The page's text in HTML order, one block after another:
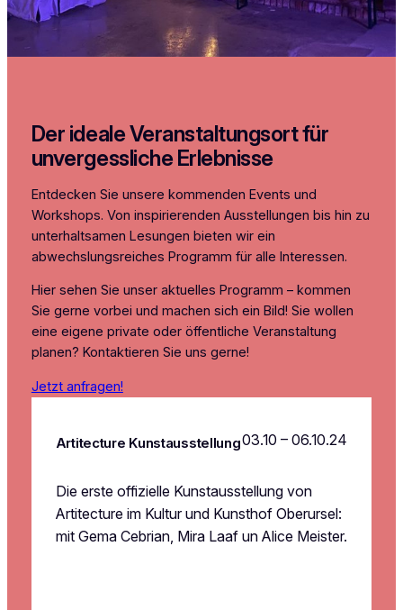
Der ideale Veranstaltungsort für
unvergessliche Erlebnisse
Entdecken Sie unsere kommenden Events und
Workshops. Von inspirierenden Ausstellungen bis hin zu
unterhaltsamen Lesungen bieten wir ein
abwechslungsreiches Programm für alle Interessen.
Hier sehen Sie unser aktuelles Programm – kommen
Sie gerne vorbei und machen sich ein Bild! Sie wollen
eine eigene private oder öffentliche Veranstaltung
planen? Kontaktieren Sie uns gerne!
Jetzt anfragen!
Artitecture Kunstausstellung03.10 – 06.10.24
Die erste offizielle Kunstausstellung von
Artitecture im Kultur und Kunsthof Oberursel:
mit Gema Cebrian, Mira Laaf un Alice Meister.